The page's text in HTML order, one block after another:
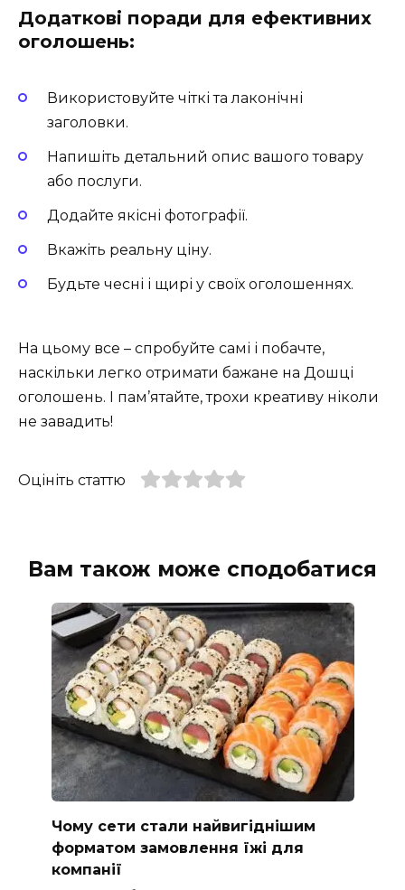
Додаткові поради для ефективних
оголошень:
Використовуйте чіткі та лаконічні
заголовки.
Напишіть детальний опис вашого товару
або послуги.
Додайте якісні фотографії.
Вкажіть реальну ціну.
Будьте чесні і щирі у своїх оголошеннях.
На цьому все – спробуйте самі і побачте,
наскільки легко отримати бажане на Дошці
оголошень. І пам’ятайте, трохи креативу ніколи
не завадить!
Оцініть статтю
Вам також може сподобатися
Чому сети стали найвигіднішим
форматом замовлення їжі для
компанії